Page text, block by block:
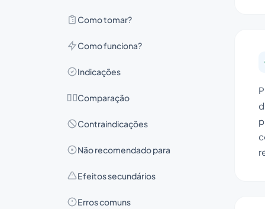
Como tomar?
Como funciona?
Indicações
Comparação
Contraindicações
Não recomendado para
Efeitos secundários
Erros comuns